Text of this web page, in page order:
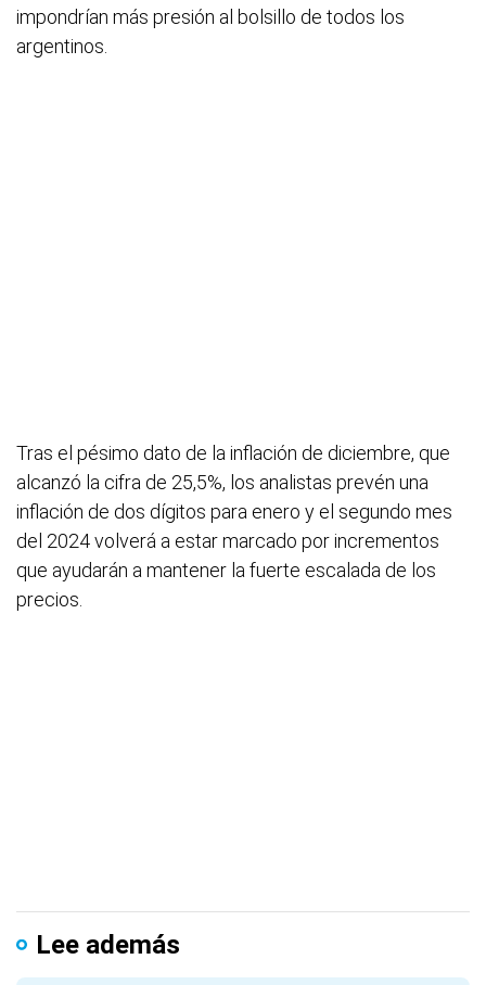
impondrían más presión al bolsillo de todos los
argentinos.
Tras el pésimo dato de la inflación de diciembre, que
alcanzó la cifra de 25,5%, los analistas prevén una
inflación de dos dígitos para enero y el segundo mes
del 2024 volverá a estar marcado por incrementos
que ayudarán a mantener la fuerte escalada de los
precios.
Lee además